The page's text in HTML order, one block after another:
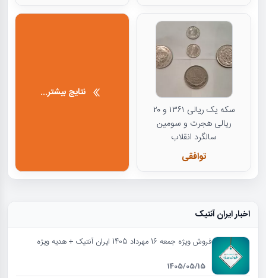
سکه یک ریالی ۱۳۶۱ و ۲۰
ریالی هجرت و سومین
سالگرد انقلاب
توافقی
نتایج بیشتر...
اخبار ایران آنتیک
فروش ویژه جمعه 16 مهرداد 1405 ایران آنتیک + هدیه ویژه
1405/05/15